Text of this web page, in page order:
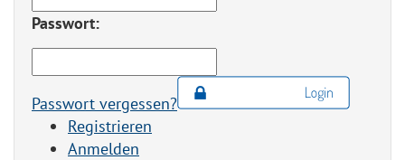
Passwort:
Passwort vergessen?
Registrieren
Anmelden